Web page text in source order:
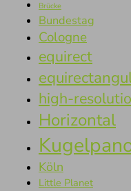
Brücke
Bundestag
Cologne
equirect
high-
Horizontal
Köln
Little Planet